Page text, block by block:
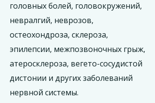
головных болей, головокружений,
невралгий, неврозов,
остеохондроза, склероза,
эпилепсии, межпозвоночных грыж,
атеросклероза, вегето-сосудистой
дистонии и других заболеваний
нервной системы.